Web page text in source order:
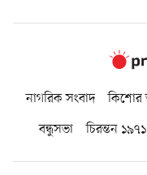
নাগরিক সংবাদ
বন্ধুসভা
চিরন্তন ১৯৭১